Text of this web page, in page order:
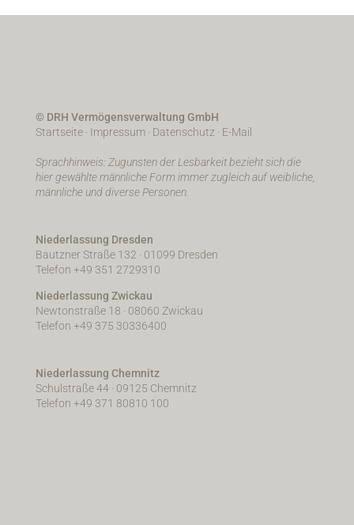
© DRH Vermögensverwaltung GmbH
Startseite· Impressum· Datenschutz · E-Mail
Sprachhinweis: Zugunsten der Lesbarkeit bezieht sich die
hier gewählte männliche Form immer zugleich auf weibliche,
männliche und diverse Personen.
Niederlassung Dresden
Bautzner Straße 132 · 01099 Dresden
Telefon +49 351 2729310
Niederlassung Zwickau
Newtonstraße 18 · 08060 Zwickau
Telefon +49 375 30336400
Niederlassung Chemnitz
Schulstraße 44 · 09125 Chemnitz
Telefon +49 371 80810 100